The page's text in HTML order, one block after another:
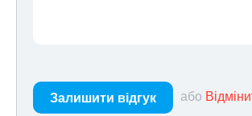
Залишити відгук або